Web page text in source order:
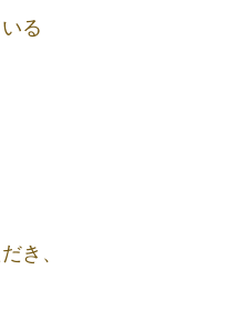
る
き、